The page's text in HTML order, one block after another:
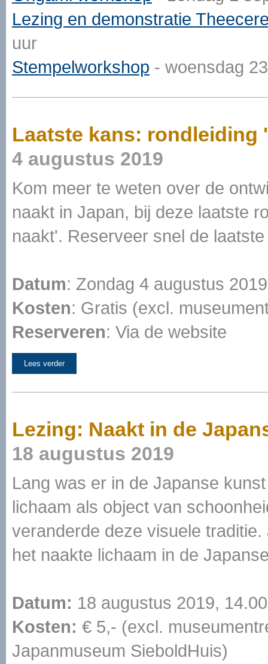
Lezing en demonstratie
uur
Stempelworkshop - woensdag
Laatste kans: rondleiding
4 augustus 2019
Kom meer te weten over de
naakt in Japan, bij deze laatste
naakt'. Reserveer snel de
Datum: Zondag 4 augustus
Kosten: Gratis (excl.
Reserveren: Via de website
Lees verder
Lezing: Naakt in de
18 augustus 2019
Lang was er in de Japanse
lichaam als object van
veranderde deze visuele
het naakte lichaam in de
Datum: 18 augustus 2019,
Kosten: € 5,- (excl.
Japanmuseum SieboldHuis)